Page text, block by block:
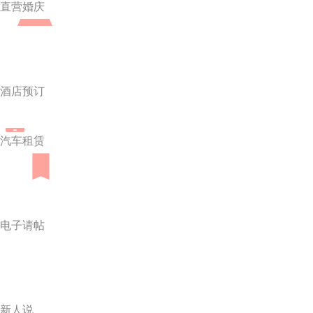
直营婚庆
酒店预订
汽车租赁
电子请帖
新人说